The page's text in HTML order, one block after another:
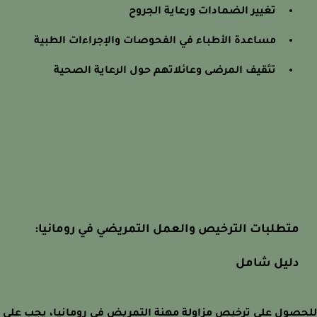
تغيير الضمادات ورعاية الجروح
مساعدة الأطباء في الفحوصات والإجراءات الطبية
تثقيف المرضى وعائلاتهم حول الرعاية الصحية
متطلبات الترخيص والعمل التمريضي في رومانيا:
دليل شامل
على ترخيص مزاولة مهنة التمريض في رومانيا، يجب على